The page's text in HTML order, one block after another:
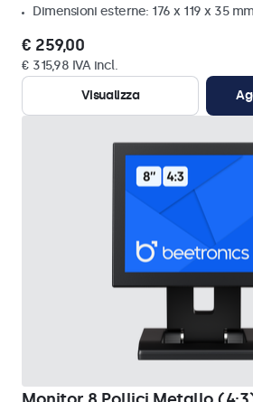
Dimensioni esterne: 176 x 119 x 35 mm
€ 259,00
€ 315,98 IVA incl.
Visualizza